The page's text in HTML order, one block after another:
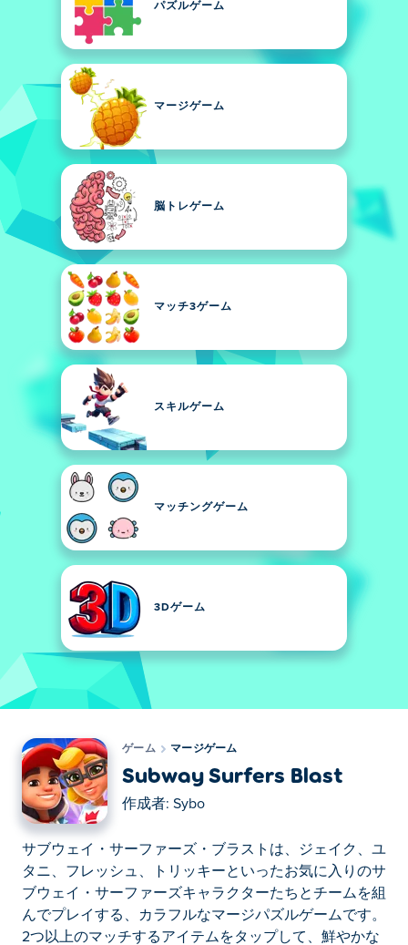
パズルゲーム
マージゲーム
脳トレゲーム
マッチ3ゲーム
スキルゲーム
マッチングゲーム
3Dゲーム
ゲーム マージゲーム
Subway Surfers Blast
作成者: Sybo
サブウェイ・サーファーズ・ブラストは、ジェイク、ユ
タニ、フレッシュ、トリッキーといったお気に入りのサ
ブウェイ・サーファーズキャラクターたちとチームを組
んでプレイする、カラフルなマージパズルゲームです。
2つ以上のマッチするアイテムをタップして、鮮やかな